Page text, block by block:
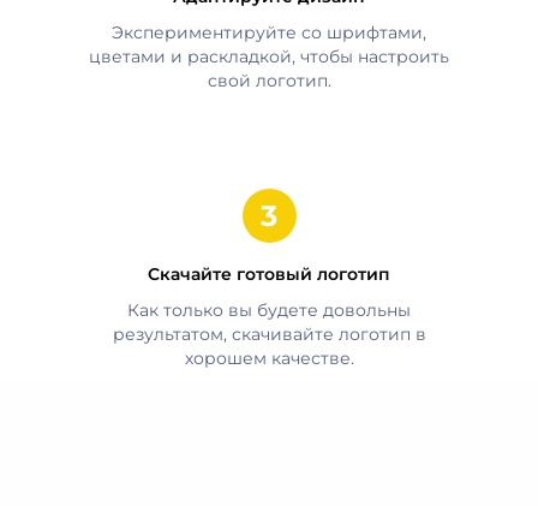
Экспериментируйте со шрифтами,
цветами и раскладкой, чтобы настроить
свой логотип.
Скачайте готовый логотип
Как только вы будете довольны
результатом, скачивайте логотип в
хорошем качестве.